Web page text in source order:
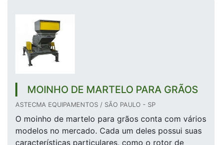
MOINHO DE MARTELO PARA GRÃOS
ASTECMA EQUIPAMENTOS / SÃO PAULO - SP
O moinho de martelo para grãos conta com vários
modelos no mercado. Cada um deles possui suas
características particulares, como o rotor de